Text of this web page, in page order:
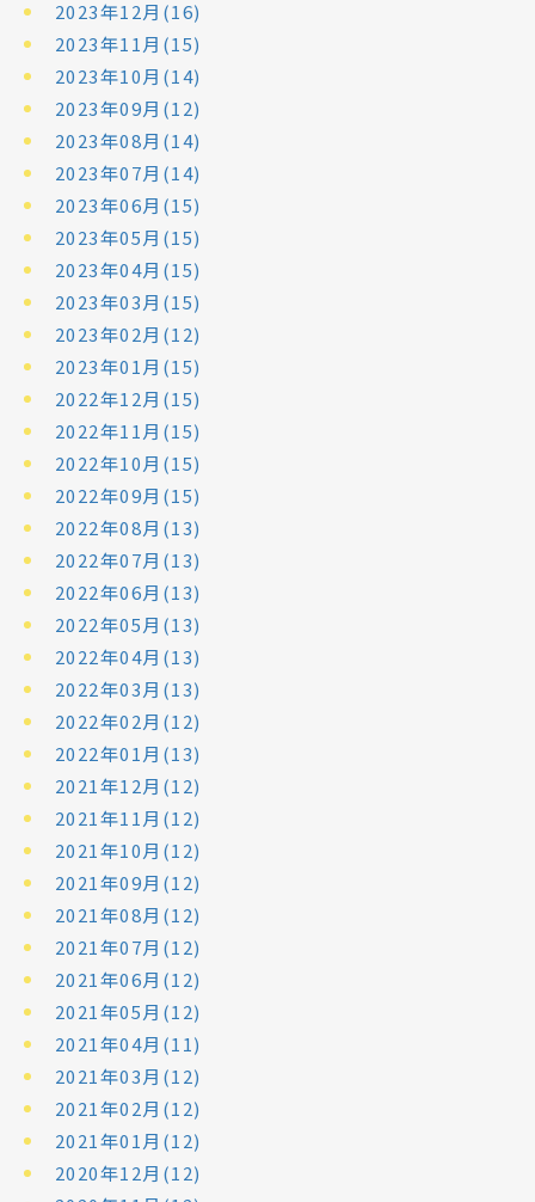
2023年12月(16)
2023年11月(15)
2023年10月(14)
2023年09月(12)
2023年08月(14)
2023年07月(14)
2023年06月(15)
2023年05月(15)
2023年04月(15)
2023年03月(15)
2023年02月(12)
2023年01月(15)
2022年12月(15)
2022年11月(15)
2022年10月(15)
2022年09月(15)
2022年08月(13)
2022年07月(13)
2022年06月(13)
2022年05月(13)
2022年04月(13)
2022年03月(13)
2022年02月(12)
2022年01月(13)
2021年12月(12)
2021年11月(12)
2021年10月(12)
2021年09月(12)
2021年08月(12)
2021年07月(12)
2021年06月(12)
2021年05月(12)
2021年04月(11)
2021年03月(12)
2021年02月(12)
2021年01月(12)
2020年12月(12)